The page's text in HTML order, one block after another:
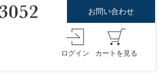
お問い合わせ
ログイン カートを見る